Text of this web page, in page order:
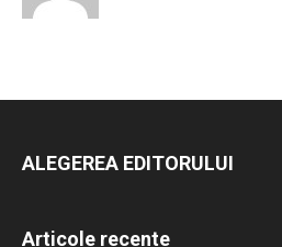
ALEGEREA EDITORULUI
Articole recente